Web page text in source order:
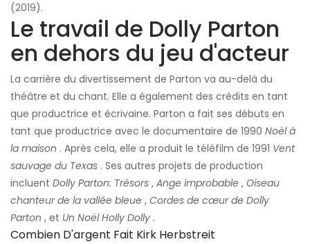
(2019).
Le travail de Dolly Parton
en dehors du jeu d'acteur
La carrière du divertissement de Parton va au-delà du
théâtre et du chant. Elle a également des crédits en tant
que productrice et écrivaine. Parton a fait ses débuts en
tant que productrice avec le documentaire de 1990 Noël à
la maison . Après cela, elle a produit le téléfilm de 1991 Vent
sauvage du Texas . Ses autres projets de production
incluent Dolly Parton: Trésors , Ange improbable , Oiseau
chanteur de la vallée bleue , Cordes de cœur de Dolly
Parton , et Un Noël Holly Dolly .
Combien D'argent Fait Kirk Herbstreit